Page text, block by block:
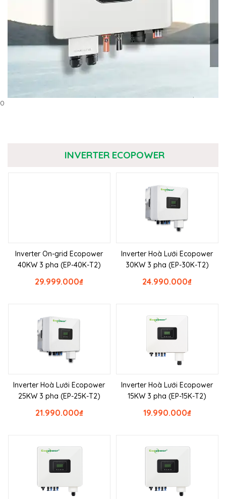
0
INVERTER ECOPOWER
Inverter On-grid Ecopower
40KW 3 pha (EP-40K-T2)
₫
29.999.000
Inverter Hoà Lưới Ecopower
30KW 3 pha (EP-30K-T2)
₫
24.990.000
Inverter Hoà Lưới Ecopower
25KW 3 pha (EP-25K-T2)
₫
21.990.000
Inverter Hoà Lưới Ecopower
15KW 3 pha (EP-15K-T2)
₫
19.990.000